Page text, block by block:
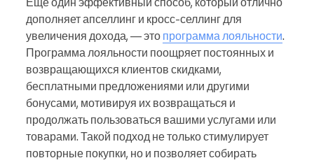
дополняет апселлинг и кросс-селлинг для
увеличения дохода, — это программа лояльности.
Программа лояльности поощряет постоянных и
возвращающихся клиентов скидками,
бесплатными предложениями или другими
бонусами, мотивируя их возвращаться и
продолжать пользоваться вашими услугами или
товарами. Такой подход не только стимулирует
повторные покупки, но и позволяет собирать